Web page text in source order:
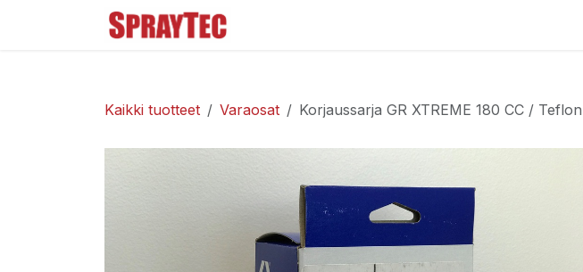
Kaikki tuotteet Varaosat Korjaussarja GR XTREME 180 CC / Teflon